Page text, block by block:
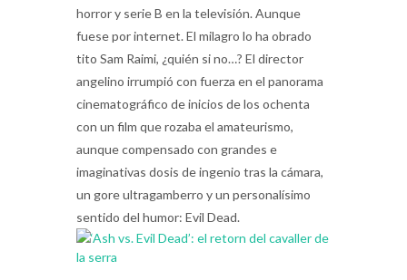
horror y serie B en la televisión. Aunque
fuese por internet. El milagro lo ha obrado
tito Sam Raimi, ¿quién si no…? El director
angelino irrumpió con fuerza en el panorama
cinematográfico de inicios de los ochenta
con un film que rozaba el amateurismo,
aunque compensado con grandes e
imaginativas dosis de ingenio tras la cámara,
un gore ultragamberro y un personalísimo
sentido del humor: Evil Dead.